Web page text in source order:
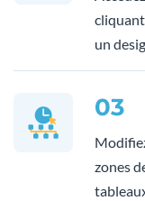
un
03
zones